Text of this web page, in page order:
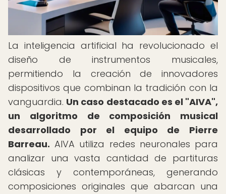
La inteligencia artificial ha revolucionado el
diseño de instrumentos musicales,
permitiendo la creación de innovadores
dispositivos que combinan la tradición con la
vanguardia. Un caso destacado es el "AIVA",
un algoritmo de composición musical
desarrollado por el equipo de Pierre
Barreau. AIVA utiliza redes neuronales para
analizar una vasta cantidad de partituras
clásicas y contemporáneas, generando
composiciones originales que abarcan una